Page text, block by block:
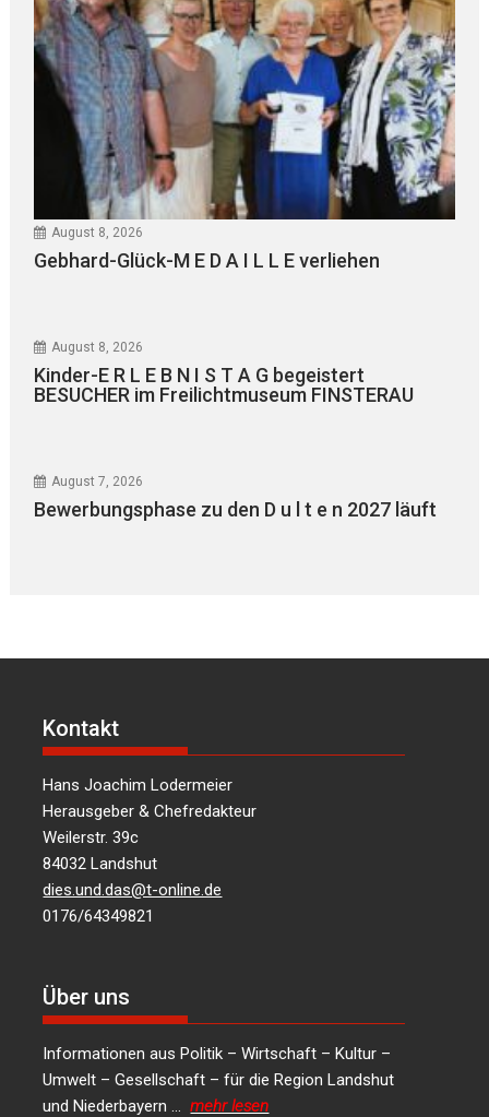
August 8, 2026
Gebhard-Glück-M E D A I L L E verliehen
August 8, 2026
Kinder-E R L E B N I S T A G begeistert
BESUCHER im Freilichtmuseum FINSTERAU
August 7, 2026
Bewerbungsphase zu den D u l t e n 2027 läuft
Kontakt
Hans Joachim Lodermeier
Herausgeber & Chefredakteur
Weilerstr. 39c
84032 Landshut
dies.und.das@t-online.de
0176/64349821
Über uns
Informationen aus Politik – Wirtschaft – Kultur –
Umwelt – Gesellschaft – für die Region Landshut
und Niederbayern …mehr lesen